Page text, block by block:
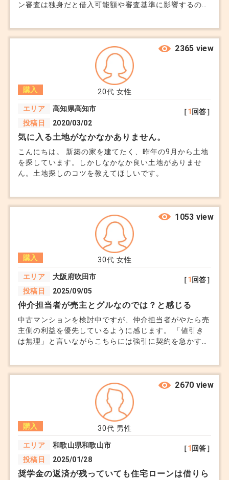
ン審査は独身だと借入可能額や審査基準に影響するので
らが売りやすいでしょうか。
20代 女性
購入
エリア
高知県高知市
投稿日
2020/03/02
［1 回答］
2365 view
気に入る土地がなかなかありません。
こんにちは。 新築の家を建てたく、昨年の9月から土地
を探しています。しかしなかなか良い土地がありませ
ん。土地探しのコツを教えてほしいです。
30代 女性
購入
エリア
大阪府吹田市
投稿日
2025/09/05
［1 回答］
1053 view
仲介担当者が売主とグルなのでは？と感じる
中古マンションを検討中ですが、仲介担当者がやたら売
主側の利益を優先しているように感じます。 「値引き
は無理」と言いながらこちらには強引に契約を急かす。
ースは普通ですか？
30代 男性
購入
エリア
和歌山県和歌山市
投稿日
2025/01/28
［1 回答］
2670 view
奨学金の返済が残っていても住宅ローンは借りら